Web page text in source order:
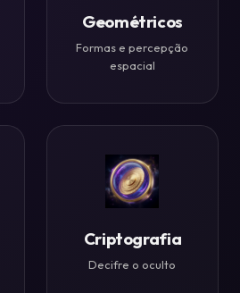
Geométricos
Formas e percepção
espacial
Criptografia
Decifre o oculto